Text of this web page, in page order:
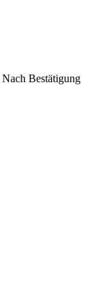
Nach Bestätigung